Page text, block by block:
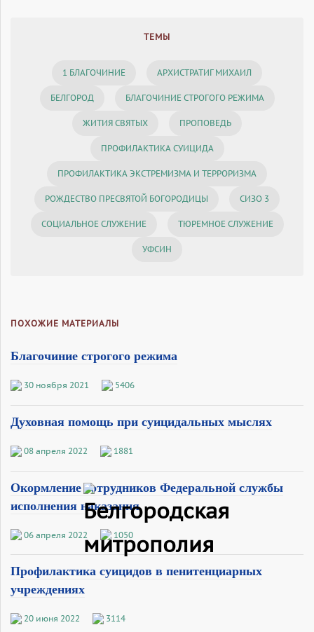
ТЕМЫ
1 БЛАГОЧИНИЕ АРХИСТРАТИГ МИХАИЛ
БЕЛГОРОД БЛАГОЧИНИЕ СТРОГОГО РЕЖИМА
ЖИТИЯ СВЯТЫХ ПРОПОВЕДЬ
ПРОФИЛАКТИКА СУИЦИДА
ПРОФИЛАКТИКА ЭКСТРЕМИЗМА И ТЕРРОРИЗМА
РОЖДЕСТВО ПРЕСВЯТОЙ БОГОРОДИЦЫ СИЗО 3
СОЦИАЛЬНОЕ СЛУЖЕНИЕ ТЮРЕМНОЕ СЛУЖЕНИЕ
УФСИН
ПОХОЖИЕ МАТЕРИАЛЫ
Благочиние строгого режима
30 ноября 2021 5406
Духовная помощь при суицидальных мыслях
08 апреля 2022 1881
Окормление сотрудников Федеральной службы
исполнения наказания
06 апреля 2022 1050
Профилактика суицидов в пенитенциарных
учреждениях
20 июня 2022 3114